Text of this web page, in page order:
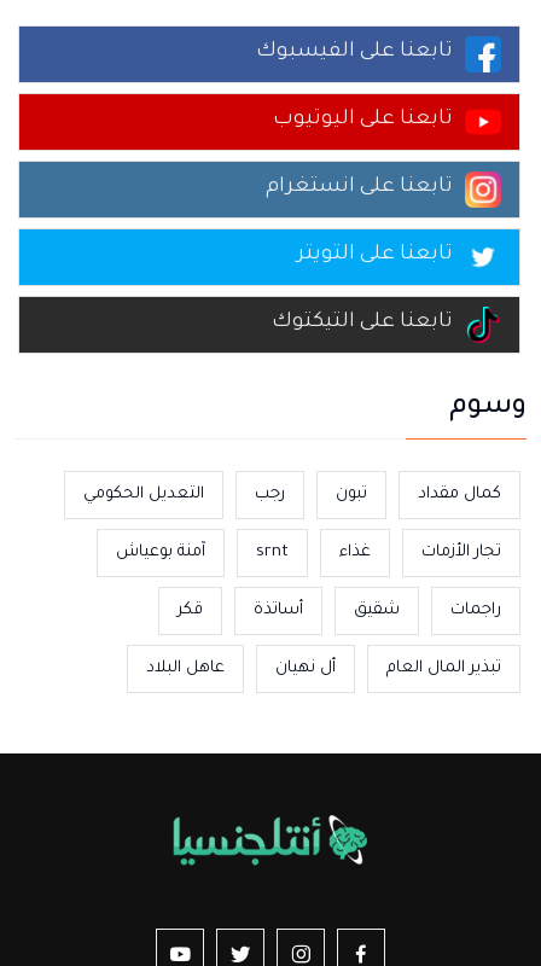
تابعنا على الفيسبوك
تابعنا على اليوتيوب
تابعنا على انستغرام
تابعنا على التويتر
تابعنا على التيكتوك
وسوم
كمال مقداد تبون رجب التعديل الحكومي
تجار الأزمات غذاء srnt آمنة بوعياش
راجمات شقيق أساتذة قكر
تبذير المال العام أل نهيان عاهل البلاد
Suivez-nous sur Facebook
nous sur Instagram
nous sur Twitter